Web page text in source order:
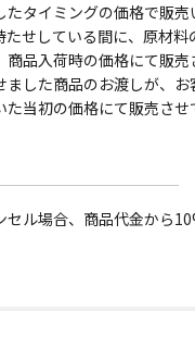
タイミングの価格で販
たせしている間に、原材
品入荷時の価格にて販
ました商品のお渡しが、
た当初の価格にて販売さ
セル場合、商品代金から